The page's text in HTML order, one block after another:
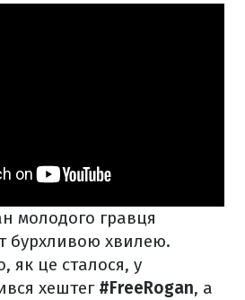
молодого гравця
бурхливою хвилею.
як це сталося, у
хештег #FreeRogan, а